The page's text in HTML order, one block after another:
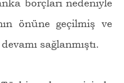
borçları nedeniyle
önüne geçilmiş ve
sağlanmıştı.